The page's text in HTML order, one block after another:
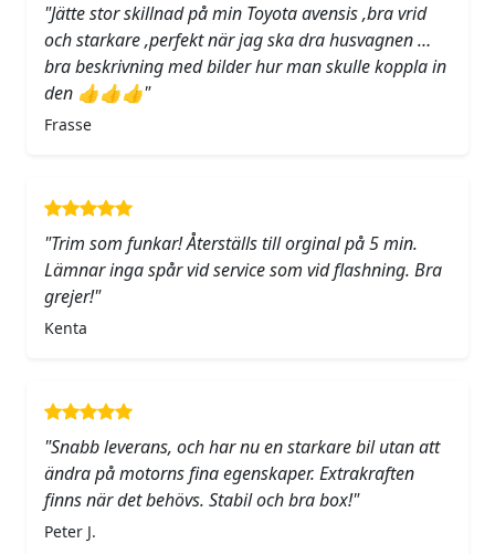
"Jätte stor skillnad på min Toyota avensis ,bra vrid
och starkare ,perfekt när jag ska dra husvagnen …
bra beskrivning med bilder hur man skulle koppla in
den 👍👍👍"
Frasse
"Trim som funkar! Återställs till orginal på 5 min.
Lämnar inga spår vid service som vid flashning. Bra
grejer!"
Kenta
"Snabb leverans, och har nu en starkare bil utan att
ändra på motorns fina egenskaper. Extrakraften
finns när det behövs. Stabil och bra box!"
Peter J.